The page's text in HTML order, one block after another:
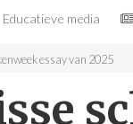
Educatieve media
essay van 2025